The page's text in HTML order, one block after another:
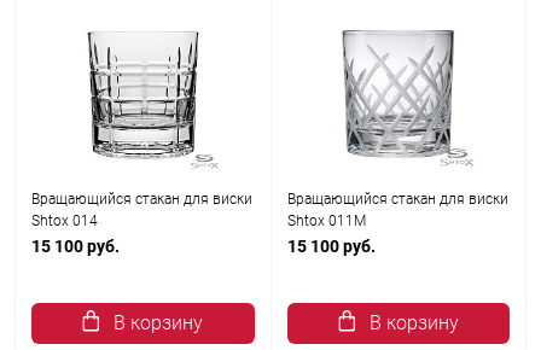
Вращающийся стакан для виски
Shtox 014
15 100 руб.
В корзину
Вращающийся стакан для виски
Shtox 011M
15 100 руб.
В корзину